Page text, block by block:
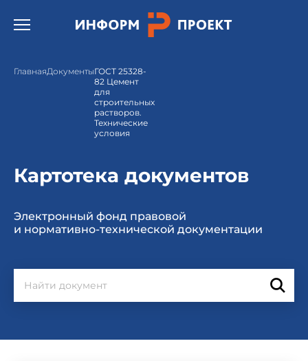
Открыть бургер меню.
ГлавнаяДокументыГОСТ 25328-
82 Цемент
для
строительных
растворов.
Технические
условия
Картотека документов
Электронный фонд правовой
и нормативно-технической документации